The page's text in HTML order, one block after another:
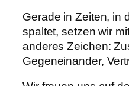
Gerade in Zeiten, in
spaltet, setzen wir
anderes Zeichen:
Gegeneinander,